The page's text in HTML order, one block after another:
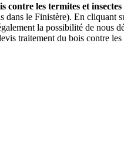
les termites et
le Finistère). En
la possibilité de nous
traitement du bois contre